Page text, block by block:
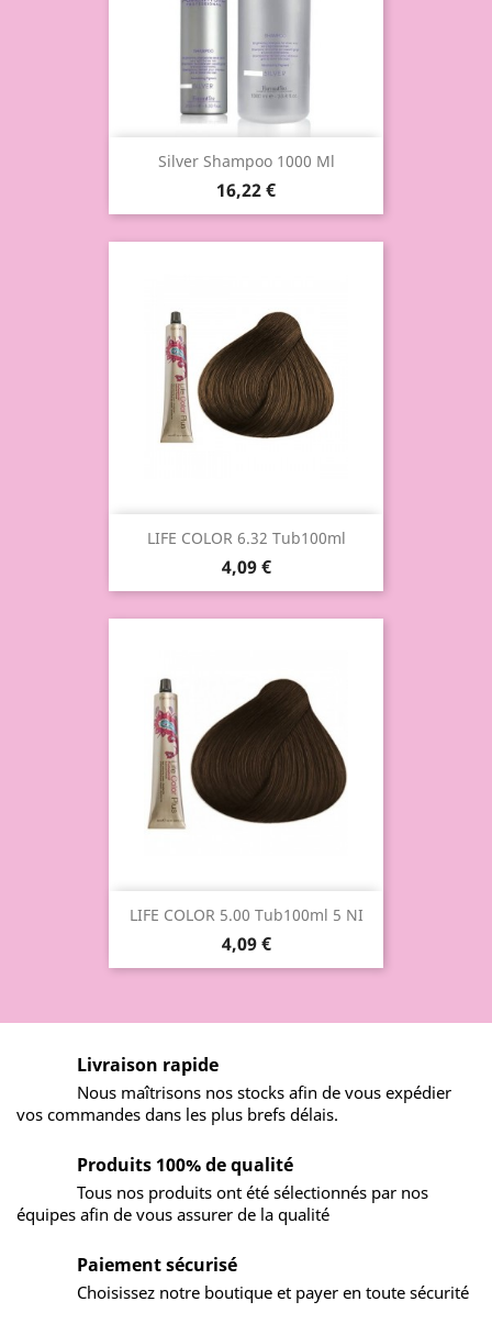
Silver Shampoo 1000 Ml
16,22 €
LIFE COLOR 6.32 Tub100ml
4,09 €
LIFE COLOR 5.00 Tub100ml 5 NI
4,09 €
Livraison rapide
Nous maîtrisons nos stocks afin de vous expédier
vos commandes dans les plus brefs délais.
Produits 100% de qualité
Tous nos produits ont été sélectionnés par nos
équipes afin de vous assurer de la qualité
Paiement sécurisé
Choisissez notre boutique et payer en toute sécurité